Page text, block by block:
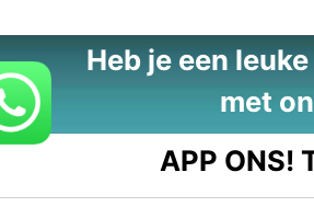
Heb je een
met
APP ONS!